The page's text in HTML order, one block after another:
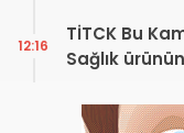
TİTCK Bu
Sağlık
12:16